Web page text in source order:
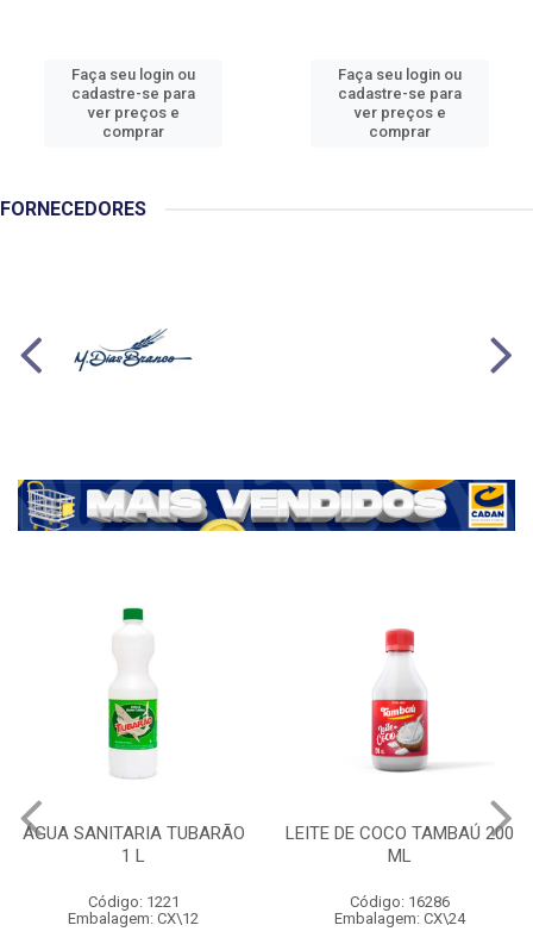
Faça seu login ou
cadastre-se para
ver preços e
comprar
Faça seu login ou
cadastre-se para
ver preços e
comprar
FORNECEDORES
ÁGUA SANITARIA TUBARÃO
1 L
Código: 1221
Embalagem: CX\12
LEITE DE COCO TAMBAÚ 200
ML
Código: 16286
Embalagem: CX\24